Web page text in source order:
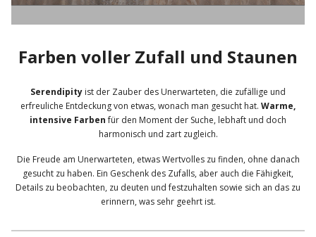
Farben voller Zufall und Staunen
Serendipity ist der Zauber des Unerwarteten, die zufällige und
erfreuliche Entdeckung von etwas, wonach man gesucht hat. Warme,
intensive Farbenfür den Moment der Suche, lebhaft und doch
harmonisch und zart zugleich.
Die Freude am Unerwarteten, etwas Wertvolles zu finden, ohne danach
gesucht zu haben. Ein Geschenk des Zufalls, aber auch die Fähigkeit,
Details zu beobachten, zu deuten und festzuhalten sowie sich an das zu
erinnern, was sehr geehrt ist.